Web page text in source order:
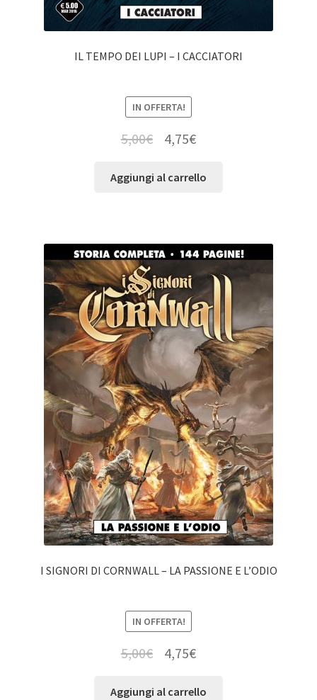
IL TEMPO DEI LUPI – I CACCIATORI
IN OFFERTA!
5,00€ 4,75€
Aggiungi al carrello
I SIGNORI DI CORNWALL – LA PASSIONE E L’ODIO
IN OFFERTA!
5,00€ 4,75€
Aggiungi al carrello